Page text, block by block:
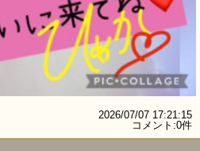
2026/07/07 17:21:15
コメント:0件